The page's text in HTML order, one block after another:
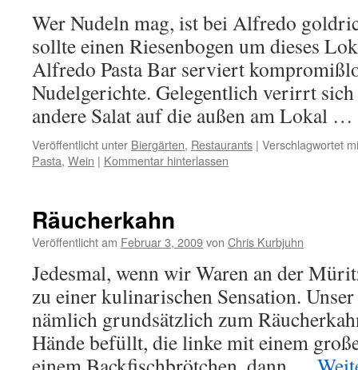
Wer Nudeln mag, ist bei Alfredo
sollte einen Riesenbogen um dieses
Alfredo Pasta Bar serviert
Nudelgerichte. Gelegentlich verirrt
andere Salat auf die außen am Lokal …
Veröffentlicht unter Biergärten, Restaurants | Verschlagwortet
Pasta, Wein | Kommentar hinterlassen
Räucherkahn
Veröffentlicht am Februar 3, 2009von Chris Kurbjuhn
Jedesmal, wenn wir Waren an der
zu einer kulinarischen Sensation.
nämlich grundsätzlich zum
Hände befüllt, die linke mit einem